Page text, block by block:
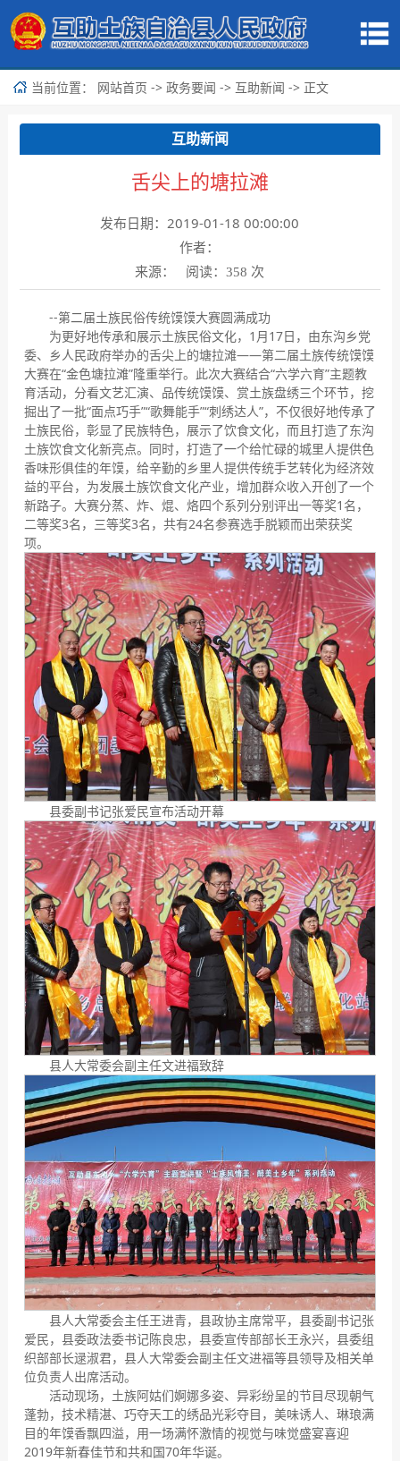
当前位置： 网站首页 -> 政务要闻 -> 互助新闻 -> 正文
互助新闻
舌尖上的塘拉滩
发布日期：2019-01-18 00:00:00
作者：
来源： 阅读：358 次
--第二届土族民俗传统馍馍大赛圆满成功
为更好地传承和展示土族民俗文化，1月17日，由东沟乡党
委、乡人民政府举办的舌尖上的塘拉滩——第二届土族传统馍馍
大赛在“金色塘拉滩”隆重举行。此次大赛结合“六学六育”主题教
育活动，分看文艺汇演、品传统馍馍、赏土族盘绣三个环节，挖
掘出了一批“面点巧手”“歌舞能手”“刺绣达人”，不仅很好地传承了
土族民俗，彰显了民族特色，展示了饮食文化，而且打造了东沟
土族饮食文化新亮点。同时，打造了一个给忙碌的城里人提供色
香味形俱佳的年馍，给辛勤的乡里人提供传统手艺转化为经济效
益的平台，为发展土族饮食文化产业，增加群众收入开创了一个
新路子。大赛分蒸、炸、焜、烙四个系列分别评出一等奖1名，
二等奖3名，三等奖3名，共有24名参赛选手脱颖而出荣获奖
项。
县委副书记张爱民宣布活动开幕
县人大常委会副主任文进福致辞
县人大常委会主任王进青，县政协主席常平，县委副书记张
爱民，县委政法委书记陈良忠，县委宣传部部长王永兴，县委组
织部部长逯淑君，县人大常委会副主任文进福等县领导及相关单
位负责人出席活动。
活动现场，土族阿姑们婀娜多姿、异彩纷呈的节目尽现朝气
蓬勃，技术精湛、巧夺天工的绣品光彩夺目，美味诱人、琳琅满
目的年馍香飘四溢，用一场满怀激情的视觉与味觉盛宴喜迎
2019年新春佳节和共和国70年华诞。